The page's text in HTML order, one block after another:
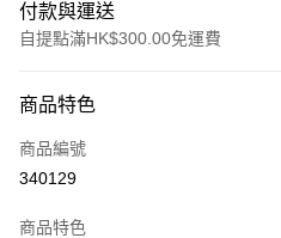
付款與運送
自提點滿HK$300.00免運費
信用卡
Apple Pay
商品特色
商品編號
340129
商品特色